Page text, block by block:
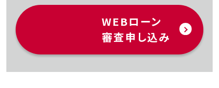
WEBローン
審査申し込み